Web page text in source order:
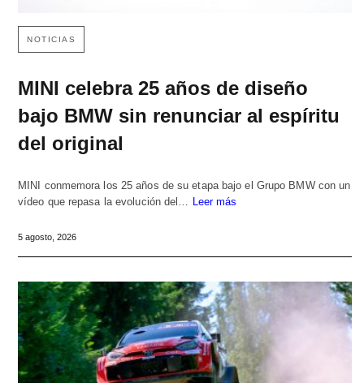
NOTICIAS
MINI celebra 25 años de diseño
bajo BMW sin renunciar al espíritu
del original
MINI conmemora los 25 años de su etapa bajo el Grupo BMW con un
vídeo que repasa la evolución del… Leer más
5 agosto, 2026